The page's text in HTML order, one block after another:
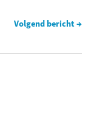
Volgend bericht →